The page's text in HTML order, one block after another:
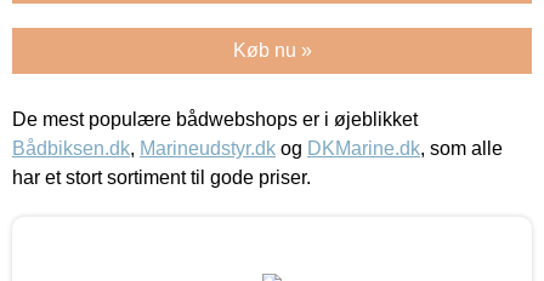
Køb nu »
De mest populære bådwebshops er i øjeblikket
Bådbiksen.dk, Marineudstyr.dk og DKMarine.dk, som alle
har et stort sortiment til gode priser.